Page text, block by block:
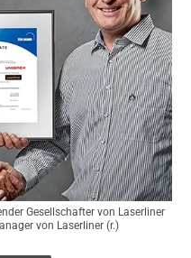
Gesellschafter von Laserliner
von Laserliner (r.)